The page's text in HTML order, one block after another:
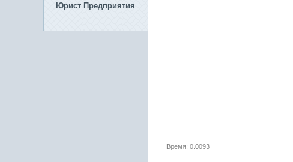
Юрист Предприятия
Время: 0.0093